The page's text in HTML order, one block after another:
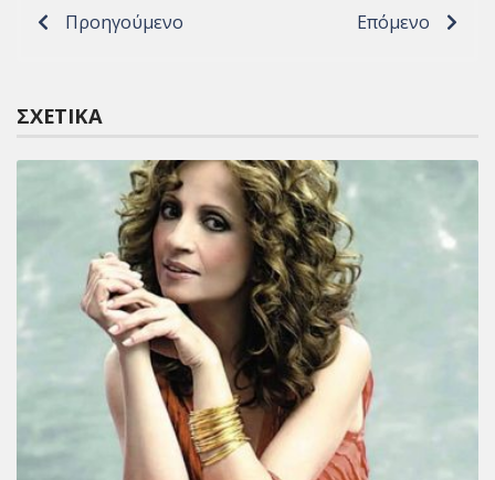
Προηγούμενο Επόμενο
ΣΧΕΤΙΚΆ